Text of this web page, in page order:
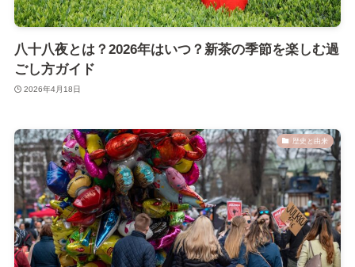
八十八夜とは？2026年はいつ？新茶の季節を楽しむ過
ごし方ガイド
2026年4月18日
歴史と由来